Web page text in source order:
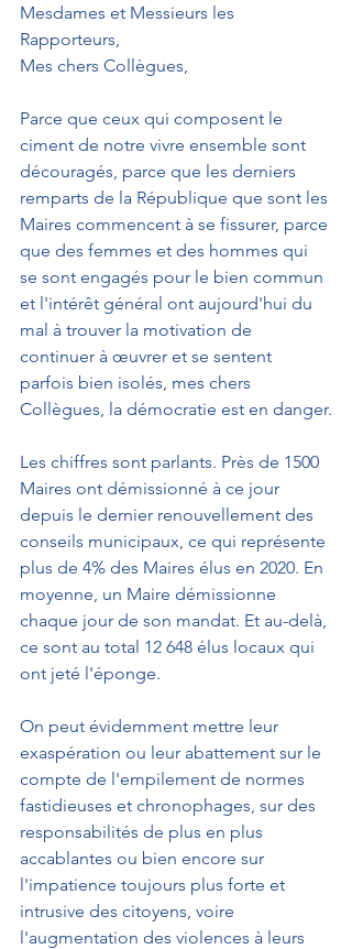
Mesdames et Messieurs les
Rapporteurs,
Mes chers Collègues,
Parce que ceux qui composent le
ciment de notre vivre ensemble sont
découragés, parce que les derniers
remparts de la République que sont les
Maires commencent à se fissurer, parce
que des femmes et des hommes qui
se sont engagés pour le bien commun
et l'intérêt général ont aujourd'hui du
mal à trouver la motivation de
continuer à œuvrer et se sentent
parfois bien isolés, mes chers
Collègues, la démocratie est en danger.
Les chiffres sont parlants. Près de 1500
Maires ont démissionné à ce jour
depuis le dernier renouvellement des
conseils municipaux, ce qui représente
plus de 4% des Maires élus en 2020. En
moyenne, un Maire démissionne
chaque jour de son mandat. Et au-delà,
ce sont au total 12 648 élus locaux qui
ont jeté l'éponge.
On peut évidemment mettre leur
exaspération ou leur abattement sur le
compte de l'empilement de normes
fastidieuses et chronophages, sur des
responsabilités de plus en plus
accablantes ou bien encore sur
l'impatience toujours plus forte et
intrusive des citoyens, voire
l'augmentation des violences à leurs